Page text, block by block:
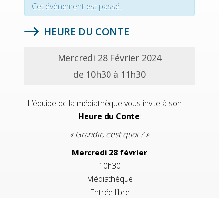
Cet évènement est passé.
HEURE DU CONTE
Mercredi 28 Février 2024
de 10h30 à 11h30
L’équipe de la médiathèque vous invite à son
Heure du Conte:
« Grandir, c’est quoi ? »
Mercredi 28 février
10h30
Médiathèque
Entrée libre